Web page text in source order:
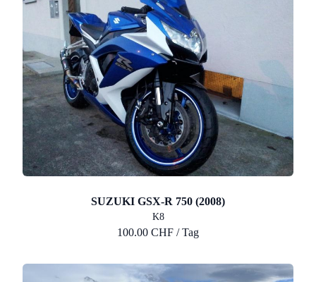
SUZUKI GSX-R 750 (2008)
K8
100.00 CHF / Tag